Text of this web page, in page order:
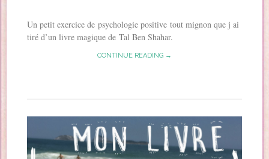
Un petit exercice de psychologie positive tout mignon que j ai
tiré d’un livre magique de Tal Ben Shahar.
CONTINUE READING →